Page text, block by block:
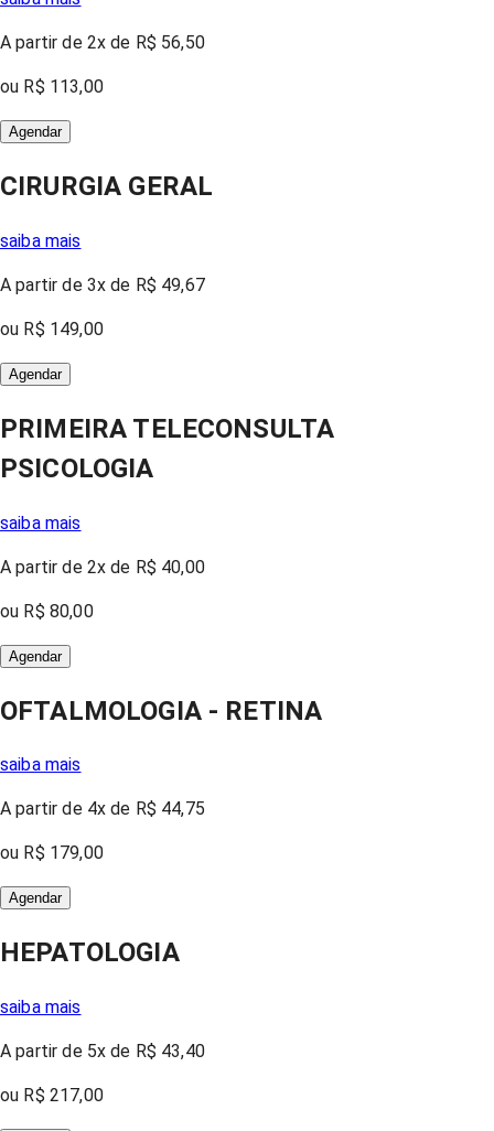
A partir de 2x de R$ 56,50
ou R$ 113,00
Agendar
CIRURGIA GERAL
saiba mais
A partir de 3x de R$ 49,67
ou R$ 149,00
Agendar
PRIMEIRA TELECONSULTA
PSICOLOGIA
saiba mais
A partir de 2x de R$ 40,00
ou R$ 80,00
Agendar
OFTALMOLOGIA - RETINA
saiba mais
A partir de 4x de R$ 44,75
ou R$ 179,00
Agendar
HEPATOLOGIA
saiba mais
A partir de 5x de R$ 43,40
ou R$ 217,00